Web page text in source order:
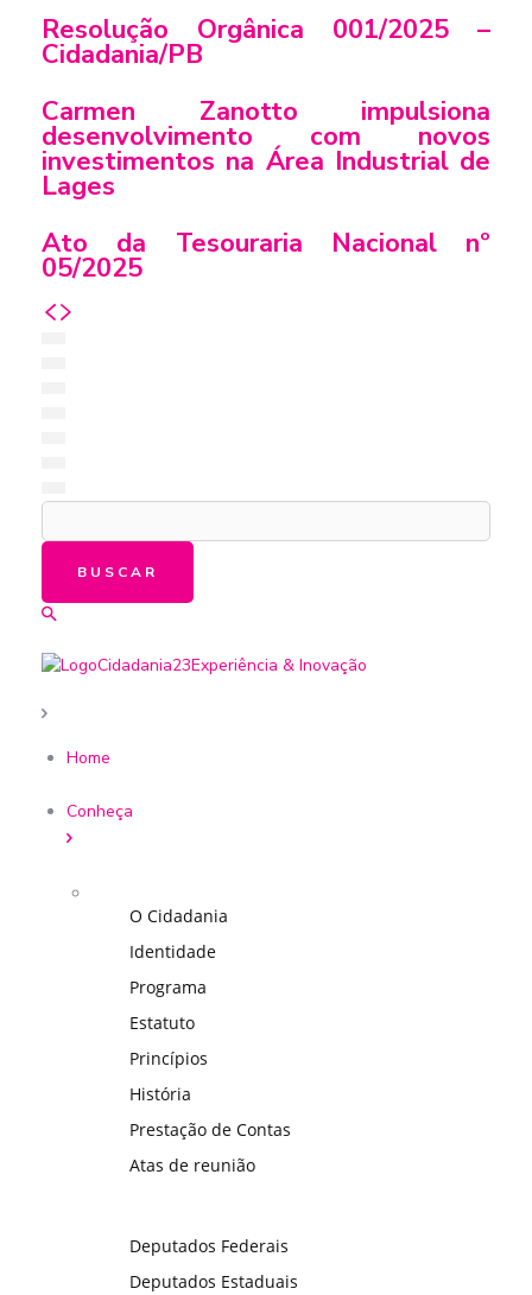
Resolução Orgânica 001/2025 –
Cidadania/PB
Carmen Zanotto impulsiona
desenvolvimento com novos
investimentos na Área Industrial de
Lages
Ato da Tesouraria Nacional nº
05/2025
BUSCAR
Cidadania23Experiência & Inovação
Home
Conheça
O Cidadania
Identidade
Programa
Estatuto
Princípios
História
Prestação de Contas
Atas de reunião
Deputados Federais
Deputados Estaduais